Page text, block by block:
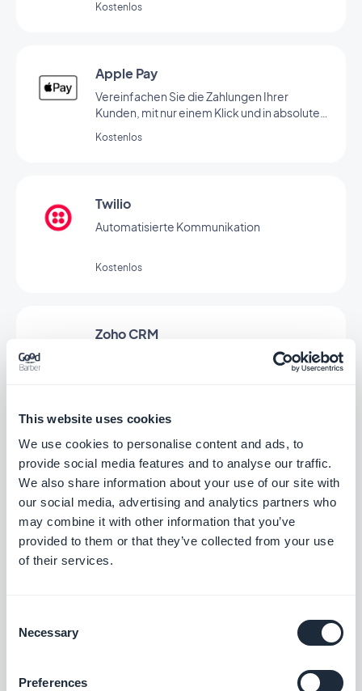
This website uses cookies
We use cookies to personalise content and ads, to
provide social media features and to analyse our traffic.
We also share information about your use of our site with
our social media, advertising and analytics partners who
may combine it with other information that you’ve
provided to them or that they’ve collected from your use
of their services.
Selection
Necessary
Preferences
Kostenlos
Apple Pay
Vereinfachen Sie die Zahlungen Ihrer
Kunden, mit nur einem Klick und in absoluter
Kostenlos
Twilio
Automatisierte Kommunikation
Kostenlos
Zoho CRM
Loyalty program
Reward your customers and increase your
sales
$10pro Monat
führen Sie Ihre Nutzer durch den ersten Start